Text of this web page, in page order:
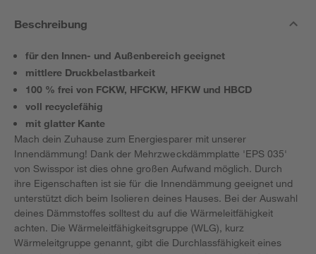
Beschreibung
für den Innen- und Außenbereich geeignet
mittlere Druckbelastbarkeit
100 % frei von FCKW, HFCKW, HFKW und HBCD
voll recyclefähig
mit glatter Kante
Mach dein Zuhause zum Energiesparer mit unserer
Innendämmung! Dank der Mehrzweckdämmplatte 'EPS 035'
von Swisspor ist dies ohne großen Aufwand möglich. Durch
ihre Eigenschaften ist sie für die Innendämmung geeignet und
unterstützt dich beim Isolieren deines Hauses. Bei der Auswahl
deines Dämmstoffes solltest du auf die Wärmeleitfähigkeit
achten. Die Wärmeleitfähigkeitsgruppe (WLG), kurz
Wärmeleitgruppe genannt, gibt die Durchlassfähigkeit eines